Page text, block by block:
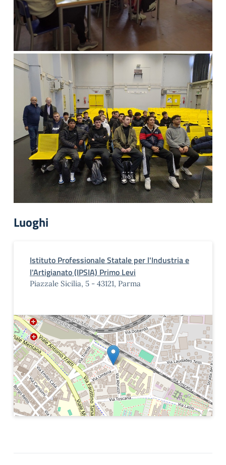
Luoghi
Istituto Professionale Statale per l'Industria e
l'Artigianato (IPSIA) Primo Levi
Piazzale Sicilia, 5 - 43121, Parma